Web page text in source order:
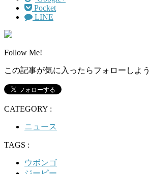
Pocket
LINE
Follow Me!
この記事が気に入ったらフォローしよう
CATEGORY :
ニュース
TAGS :
ウボンゴ